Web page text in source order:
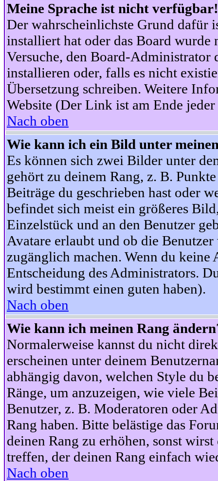
Meine Sprache ist nicht verfügbar!
Der wahrscheinlichste Grund dafür
installiert hat oder das Board wurde
Versuche, den Board-Administrator
installieren oder, falls es nicht
Übersetzung schreiben. Weitere
Website (Der Link ist am Ende jeder
Nach oben
Wie kann ich ein Bild unter
Es können sich zwei Bilder unter
gehört zu deinem Rang, z. B.
Beiträge du geschrieben hast oder
befindet sich meist ein größeres
Einzelstück und an den Benutzer
Avatare erlaubt und ob die
zugänglich machen. Wenn du keine
Entscheidung des Administrators.
wird bestimmt einen guten haben).
Nach oben
Wie kann ich meinen Rang
Normalerweise kannst du nicht
erscheinen unter deinem
abhängig davon, welchen Style du
Ränge, um anzuzeigen, wie viele
Benutzer, z. B. Moderatoren oder
Rang haben. Bitte belästige das
deinen Rang zu erhöhen, sonst
treffen, der deinen Rang einfach
Nach oben